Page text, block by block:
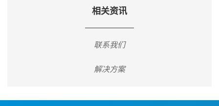
相关资讯
联系我们
解决方案